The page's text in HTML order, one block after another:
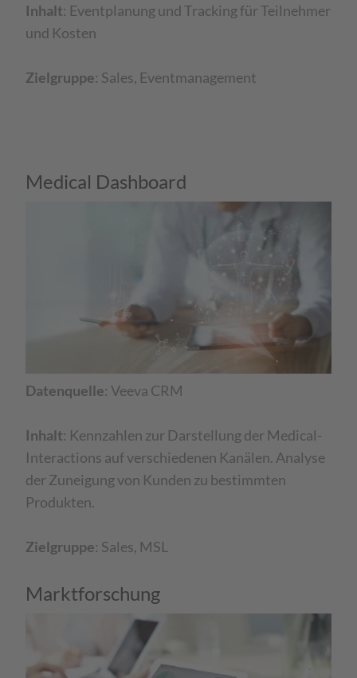
Inhalt: Eventplanung und Tracking für Teilnehmer
und Kosten​
Zielgruppe: Sales, Eventmanagement
Medical Dashboard​
Datenquelle: Veeva CRM​
Inhalt: Kennzahlen zur Darstellung der Medical-
Interactions auf verschiedenen Kanälen. Analyse
der Zuneigung von Kunden zu bestimmten
Produkten.​
Zielgruppe: Sales, MSL
Marktforschung